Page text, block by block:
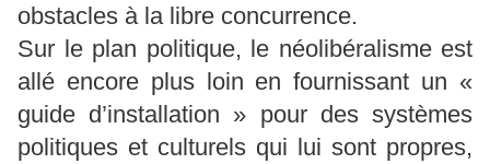
obstacles à la libre concurrence.
Sur le plan politique, le néolibéralisme est
allé encore plus loin en fournissant un «
guide d’installation » pour des systèmes
politiques et culturels qui lui sont propres,